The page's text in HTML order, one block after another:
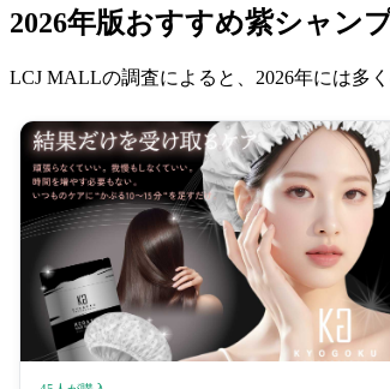
2026年版おすすめ紫シャン
LCJ MALLの調査によると、2026年には多